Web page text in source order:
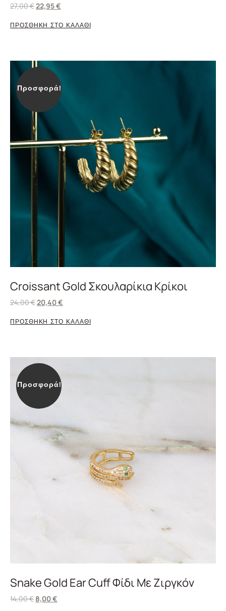
27,00€22,95€
ΠΡΟΣΘΗΚΗ ΣΤΟ ΚΑΛΑΘΙ
Προσφορά!
Croissant Gold Σκουλαρίκια Κρίκοι
24,00€20,40€
ΠΡΟΣΘΗΚΗ ΣΤΟ ΚΑΛΑΘΙ
Προσφορά!
Snake Gold Ear Cuff Φίδι Με Ζιργκόν
14,00€ 8,00€